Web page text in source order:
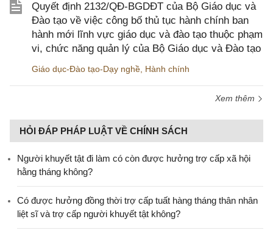
Quyết định 2132/QĐ-BGDĐT của Bộ Giáo dục và
Đào tạo về việc công bố thủ tục hành chính ban
hành mới lĩnh vực giáo dục và đào tạo thuộc phạm
vi, chức năng quản lý của Bộ Giáo dục và Đào tạo
Giáo dục-Đào tạo-Dạy nghề Hành chính
Xem thêm
HỎI ĐÁP PHÁP LUẬT VỀ CHÍNH SÁCH
Người khuyết tật đi làm có còn được hưởng trợ cấp xã hội
hằng tháng không?
​Có được hưởng đồng thời trợ cấp tuất hàng tháng thân nhân
liệt sĩ và trợ cấp người khuyết tật không?